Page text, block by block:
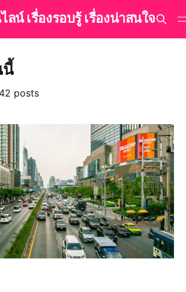
น์ เรื่องรอบรู้ เรื่องน่าสนใจ
นี้
posts